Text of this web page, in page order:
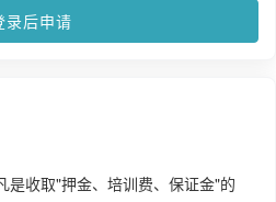
录后申请
是收取"押金、培训费、保证金"的